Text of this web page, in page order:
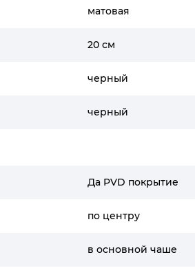
матовая
20 см
черный
черный
Да PVD покрытие
по центру
в основной чаше